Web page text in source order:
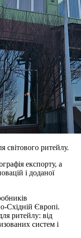
світового ритейлу.
експорту, а
і доданої
Східній Європі.
ритейлу: від
систем і